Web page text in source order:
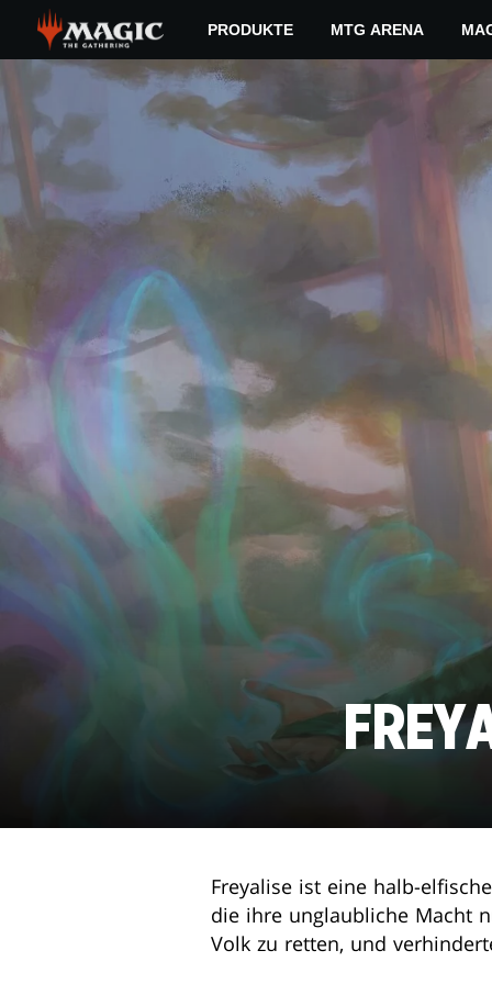
main
content
PRODUKTE MTG ARENA
FREYALISE
Freyalise ist eine halb-
die ihre unglaubliche Macht
Volk zu retten, und